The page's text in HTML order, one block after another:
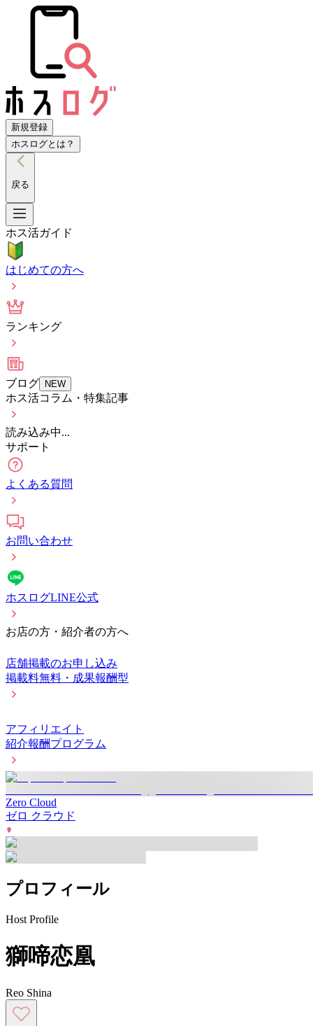
新規登録
ホスログとは？
戻る
ホス活ガイド
はじめての方へ
ランキング
ブログ NEW
ホス活コラム・特集記事
読み込み中...
サポート
よくある質問
お問い合わせ
ホスログLINE公式
お店の方・紹介者の方へ
店舗掲載のお申し込み
掲載料無料・成果報酬型
アフィリエイト
紹介報酬プログラム
Zero Cloud
ゼロ クラウド
プロフィール
Host Profile
獅啼恋凰
Reo Shina